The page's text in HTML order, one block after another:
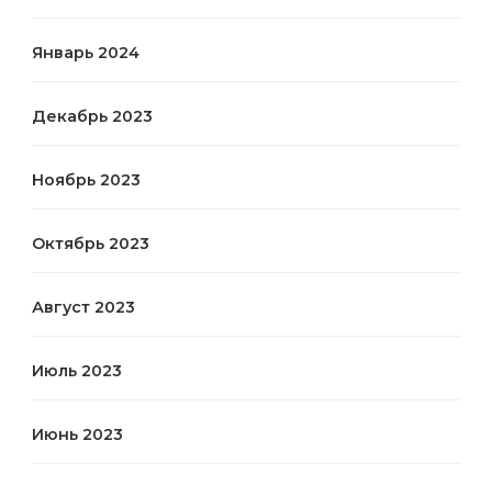
Январь 2024
Декабрь 2023
Ноябрь 2023
Октябрь 2023
Август 2023
Июль 2023
Июнь 2023